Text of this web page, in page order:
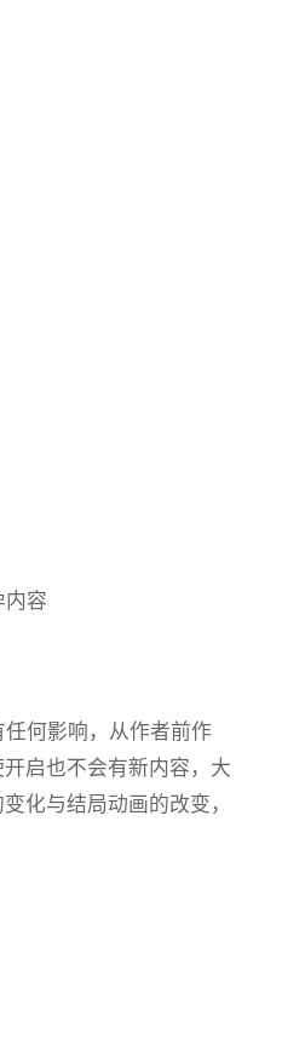
内容
何影响，从作者前作
开启也不会有新内容，大
化与结局动画的改变，